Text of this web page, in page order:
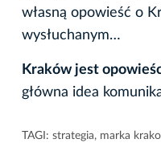
własną opowieść o
wysłuchanym…
Kraków jest
główna idea
TAGI: strategia, marka